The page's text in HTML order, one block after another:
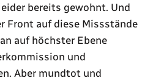
bereits gewohnt. Und
Front auf diese Missstände
auf höchster Ebene
und
Aber mundtot und